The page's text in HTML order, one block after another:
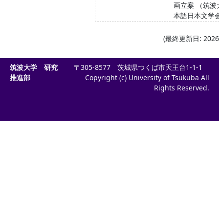
画立案 （筑波
本語日本文学
(最終更新日:
筑波大学 研究
推進部
〒305-8577 茨城県つくば市天王台1-1-1
Copyright (c) University of Tsukuba All
Rights Reserved.